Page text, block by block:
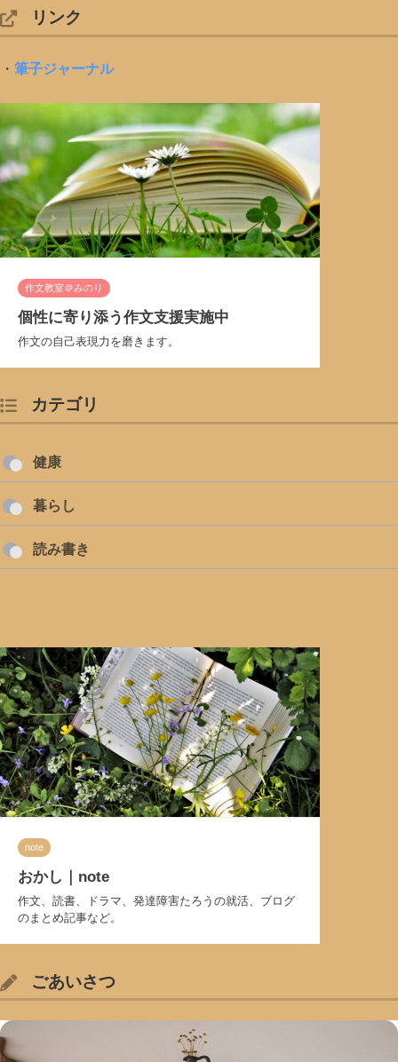
リンク
・ 筆子ジャーナル
作文教室＠みのり
個性に寄り添う作文支援実施中
作文の自己表現力を磨きます。
カテゴリ
健康
暮らし
読み書き
note
おかし｜note
作文、読書、ドラマ、発達障害たろうの就活、ブログ
のまとめ記事など。
ごあいさつ